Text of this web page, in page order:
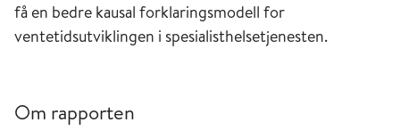
få en bedre kausal forklaringsmodell for
ventetidsutviklingen i spesialisthelsetjenesten.
Om rapporten